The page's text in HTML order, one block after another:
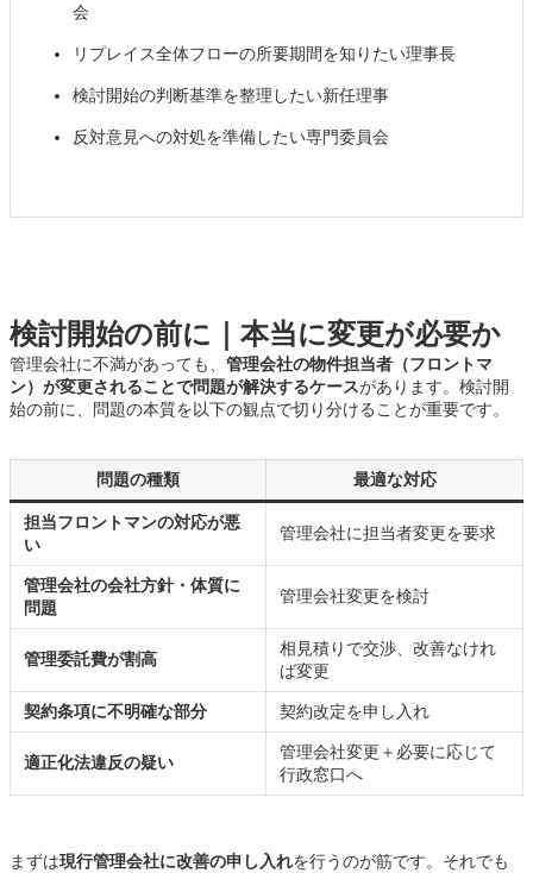
会
リプレイス全体フローの所要期間を知りたい理事長
検討開始の判断基準を整理したい新任理事
反対意見への対処を準備したい専門委員会
検討開始の前に｜本当に変更が必要か
管理会社に不満があっても、 管理会社の物件担当者（フロントマ
ン）が変更されることで問題が解決するケースがあります。検討開
始の前に、問題の本質を以下の観点で切り分けることが重要です。
問題の種類 最適な対応
担当フロントマンの対応が悪
い
管理会社に担当者変更を要求
管理会社の会社方針・体質に
問題
管理会社変更を検討
管理委託費が割高
相見積りで交渉、改善なけれ
ば変更
契約条項に不明確な部分 契約改定を申し入れ
適正化法違反の疑い
管理会社変更＋必要に応じて
行政窓口へ
まずは現行管理会社に改善の申し入れを行うのが筋です。それでも